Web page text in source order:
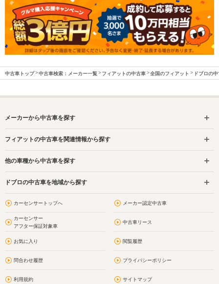
中古車トップ 中古車検索：メーカー一覧 フィアットの中古車 全国のフィアット ドブロの
メーカーから中古車を探す
フィアットの中古車を関連情報から探す
他の車種から中古車を探す
ドブロの中古車を地域から探す
カーセンサートップへ メーカー認定中古車
カーセンサー
アフター保証対象車
中古車リース
お気に入り 閲覧履歴
問合わせ履歴 プライバシーポリシー
利用規約 サイトマップ